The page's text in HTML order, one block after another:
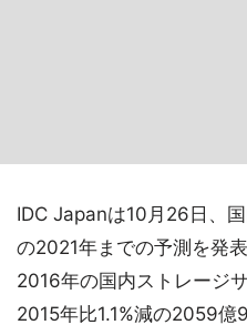
IDC Japanは10月26日、
の2021年までの予測を発
2016年の国内ストレージ
2015年比1.1%減の2059億